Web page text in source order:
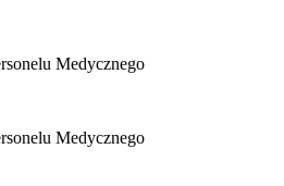
Medycznego
Medycznego